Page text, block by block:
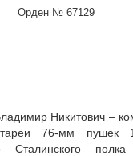
Орден № 67129
Никитович –
76-мм пушек
Сталинского